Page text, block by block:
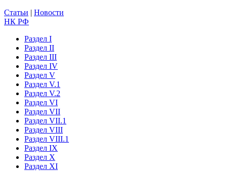
Статьи | Новости
НК РФ
Раздел I
Раздел II
Раздел III
Раздел IV
Раздел V
Раздел V.1
Раздел V.2
Раздел VI
Раздел VII
Раздел VII.1
Раздел VIII
Раздел VIII.1
Раздел IX
Раздел X
Раздел XI